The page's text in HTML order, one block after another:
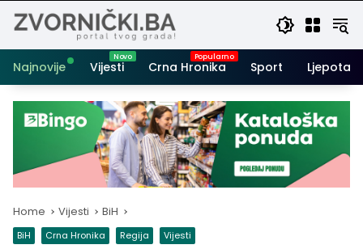
Najnovije Vijesti Crna Hronika Sport Ljepota i
Home Vijesti BiH
BiH Crna Hronika Regija Vijesti